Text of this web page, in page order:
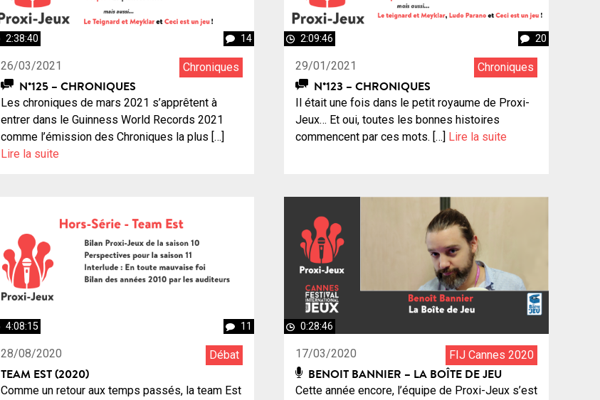
2:38:40 14
26/03/2021 Chroniques
N°125 – CHRONIQUES
Les chroniques de mars 2021 s’apprêtent à
entrer dans le Guinness World Records 2021
comme l’émission des Chroniques la plus […]
Lire la suite
2:09:46 20
29/01/2021 Chroniques
N°123 – CHRONIQUES
Il était une fois dans le petit royaume de Proxi-
Jeux… Et oui, toutes les bonnes histoires
commencent par ces mots. […] Lire la suite
4:08:15 11
28/08/2020 Débat
TEAM EST (2020)
Comme un retour aux temps passés, la team Est
0:28:46
17/03/2020 FIJ Cannes 2020
BENOIT BANNIER – LA BOÎTE DE JEU
Cette année encore, l’équipe de Proxi-Jeux s’est